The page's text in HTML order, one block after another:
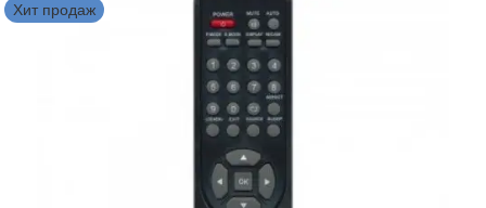
Хит продаж